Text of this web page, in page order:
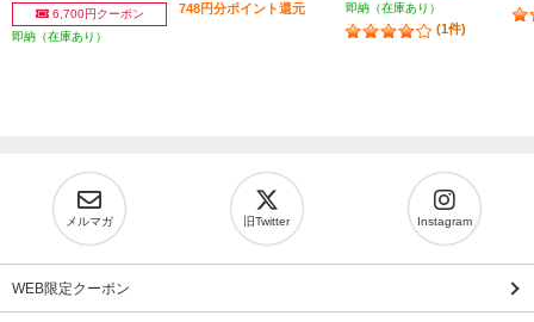
6,700円クーポン
即納（在庫あり）
748円分ポイント還元
即納（在庫あり）
(1件)
メルマガ 旧Twitter Instagram
WEB限定クーポン